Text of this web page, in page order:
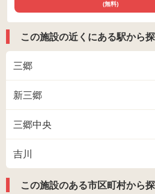
(無料)
この施設の近くにある駅から
三郷
新三郷
三郷中央
吉川
この施設のある市区町村から